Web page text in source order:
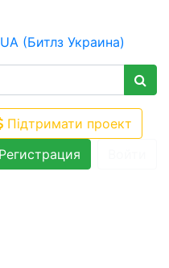
Підтримати проект
Регистрация